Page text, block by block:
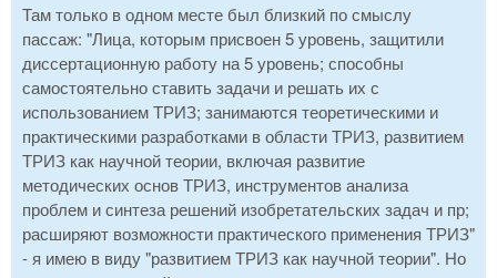
Там только в одном месте был близкий по смыслу
пассаж: "Лица, которым присвоен 5 уровень, защитили
диссертационную работу на 5 уровень; способны
самостоятельно ставить задачи и решать их с
использованием ТРИЗ; занимаются теоретическими и
практическими разработками в области ТРИЗ, развитием
ТРИЗ как научной теории, включая развитие
методических основ ТРИЗ, инструментов анализа
проблем и синтеза решений изобретательских задач и пр;
расширяют возможности практического применения ТРИЗ"
- я имею в виду "развитием ТРИЗ как научной теории". Но